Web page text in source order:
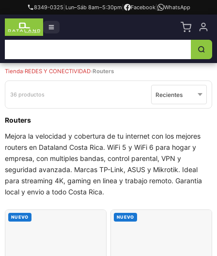
8349-0325 Lun–Sáb 8am–5:30pm Facebook| WhatsApp
Tienda›REDES Y CONECTIVIDAD›Routers
36 productos
Routers
Mejora la velocidad y cobertura de tu internet con los mejores
routers en Dataland Costa Rica. WiFi 5 y WiFi 6 para hogar y
empresa, con multiples bandas, control parental, VPN y
seguridad avanzada. Marcas TP-Link, ASUS y Mikrotik. Ideal
para streaming 4K, gaming en linea y trabajo remoto. Garantia
local y envio a todo Costa Rica.
NUEVO NUEVO